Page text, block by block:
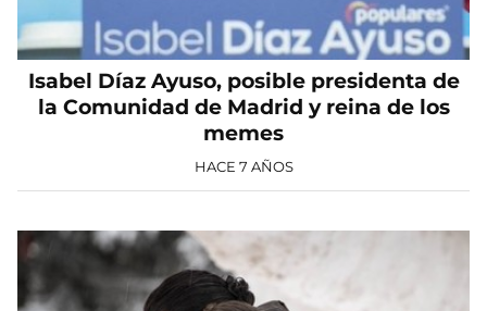
Isabel Díaz Ayuso, posible presidenta de
la Comunidad de Madrid y reina de los
memes
HACE 7 AÑOS